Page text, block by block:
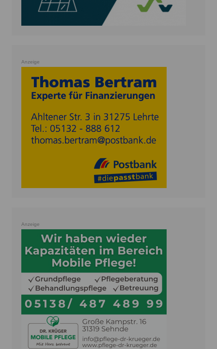
Anzeige
Anzeige